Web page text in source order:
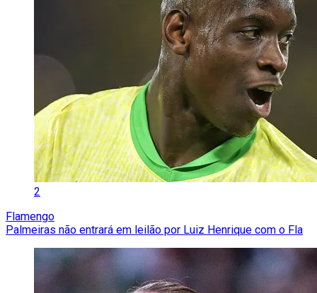
2
Flamengo
Palmeiras não entrará em leilão por Luiz Henrique com o Fla